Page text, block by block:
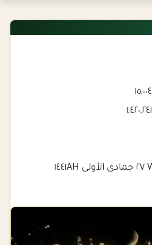
١٥,٠٠٤
١,٤٢٠,٢٤١
Wed ٢٧ جمادى الأولى ١٤٤١AH